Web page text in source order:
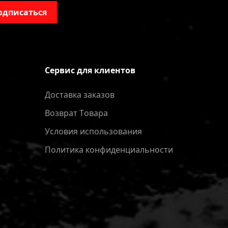
Сервис для клиентов
Доставка заказов
Bозврат Tовара
Условия использования
Политика конфиденциальности